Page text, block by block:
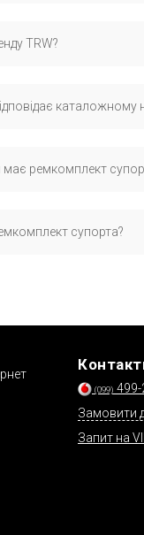
TRW?
з оригінальними
каталожному
має ремкомплект
сумісність ісупорта?
(099) 499-
Замовити
Запит на